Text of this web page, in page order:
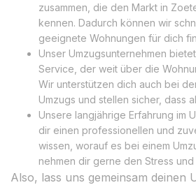
zusammen, die den Markt in
kennen. Dadurch können wir
geeignete Wohnungen für dich
Unser Umzugsunternehmen
Service, der weit über die
Wir unterstützen dich auch bei
Umzugs und stellen sicher, dass
Unsere langjährige Erfahrung im
dir einen professionellen und
wissen, worauf es bei einem
nehmen dir gerne den Stress
Also, lass uns gemeinsam deinen